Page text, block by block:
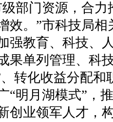
部门资源，合力
效。”市科技局相
强教育、科技、
果单列管理、科
转化收益分配和
“明月湖模式”，
创业领军人才，